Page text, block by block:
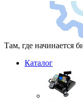
Там, где начинается
Каталог